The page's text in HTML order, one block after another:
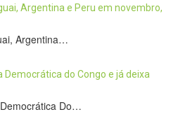
Argentina…
Do…